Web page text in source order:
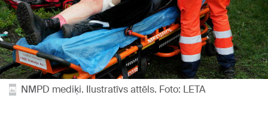
NMPD mediķi. Ilustratīvs attēls. Foto: LETA